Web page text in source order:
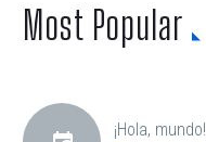
Most Popular
¡Hola, mundo!